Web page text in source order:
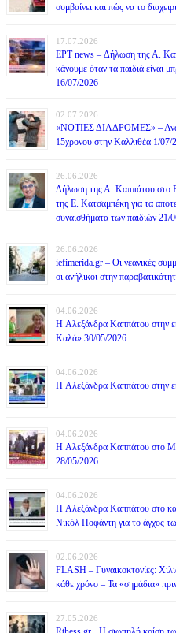
συμβαίνει και πώς να το
17.07.2026
ΕΡΤ news – Δήλωση της Α.
κάνουμε όταν τα παιδιά είναι
16/07/2026
02.07.2026
«ΝΟΤΙΕΣ ΔΙΑΔΡΟΜΕΣ» –
15χρονου στην Καλλιθέα 1/07/
26.06.2026
Δήλωση της Α. Καππάτου στο
της Ε. Κατσαμπέκη για τα
συναισθήματα των παιδιών 21/
26.06.2026
iefimerida.gr – Οι νεανικές
οι ανήλικοι στην
04.06.2026
H Αλεξάνδρα Καππάτου στην
Καλά» 30/05/2026
04.06.2026
H Αλεξάνδρα Καππάτου στην
04.06.2026
H Αλεξάνδρα Καππάτου στο
28/05/2026
04.06.2026
H Αλεξάνδρα Καππάτου στο
Νικόλ Ποφάντη για το άγχος
02.06.2026
FLASH – Γυναικοκτονίες:
κάθε χρόνο – Τα «σημάδια»
27.05.2026